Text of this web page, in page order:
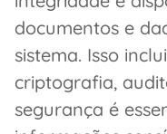
documentos e
sistema. Isso
criptografia,
segurança é